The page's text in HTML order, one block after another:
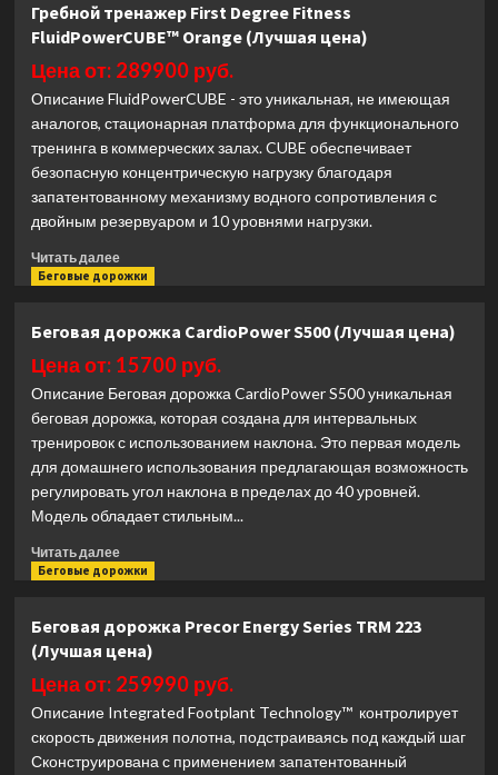
тренажер
DFC
Runow
Brown
Wood
(Лучшая
цена)
Гребной тренажер First Degree Fitness
FluidPowerCUBE™ Orange (Лучшая цена)
Цена от: 289900 руб.
Описание FluidPowerCUBE - это уникальная, не имеющая
аналогов, стационарная платформа для функционального
тренинга в коммерческих залах. CUBE обеспечивает
безопасную концентрическую нагрузку благодаря
запатентованному механизму водного сопротивления с
двойным резервуаром и 10 уровнями нагрузки.
Читать далееПрочитать
больше
тренажер
First
Fitness
FluidPowerCUBE™
Orange
(Лучшая
цена)
Беговые дорожки
Беговая дорожка CardioPower S500 (Лучшая цена)
Цена от: 15700 руб.
Описание Беговая дорожка CardioPower S500 уникальная
беговая дорожка, которая создана для интервальных
тренировок с использованием наклона. Это первая модель
для домашнего использования предлагающая возможность
регулировать угол наклона в пределах до 40 уровней.
Модель обладает стильным...
Читать далееПрочитать
больше
дорожка
CardioPower
S500
(Лучшая
цена)
Беговые дорожки
Беговая дорожка Precor Energy Series TRM 223
(Лучшая цена)
Цена от: 259990 руб.
Описание Integrated Footplant Technology™ контролирует
скорость движения полотна, подстраиваясь под каждый шаг
Сконструирована с применением запатентованный